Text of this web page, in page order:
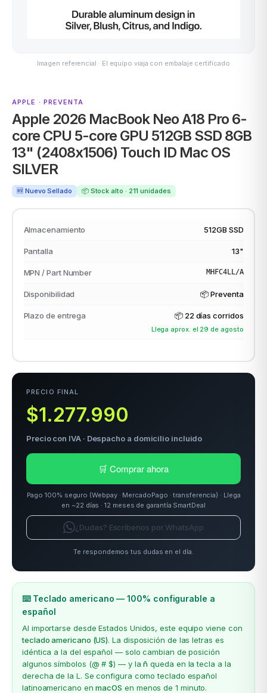
ACER
→
Imagen referencial · El equipo viaja con embalaje certificado
APPLE · PREVENTA
Apple 2026 MacBook Neo A18 Pro 6-
core CPU 5-core GPU 512GB SSD 8GB
13" (2408x1506) Touch ID Mac OS
SILVER
🆕 Nuevo Sellado 📦 Stock alto · 211 unidades
Almacenamiento 512GB SSD
Pantalla 13"
MPN / Part Number MHFC4LL/A
Disponibilidad 📦 Preventa
Plazo de entrega 📦 22 días corridos
Llega aprox. el 29 de agosto
PRECIO FINAL
$1.277.990
Precio con IVA · Despacho a domicilio incluido
🛒 Comprar ahora
Pago 100% seguro (Webpay · MercadoPago · transferencia) · Llega
en ~22 días · 12 meses de garantía SmartDeal
¿Dudas? Escríbenos por WhatsApp
Te respondemos tus dudas en el día.
⌨️ Teclado americano — 100% configurable a
español
Al importarse desde Estados Unidos, este equipo viene con
teclado americano (US). La disposición de las letras es
idéntica a la del español — solo cambian de posición
algunos símbolos (@ # $) — y lañ queda en la tecla a la
derecha de la L. Se configura como teclado español
latinoamericano enmacOS en menos de 1 minuto.